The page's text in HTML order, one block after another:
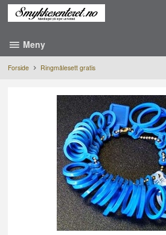
Gå
Meny
Forside Ringmålesett gratis